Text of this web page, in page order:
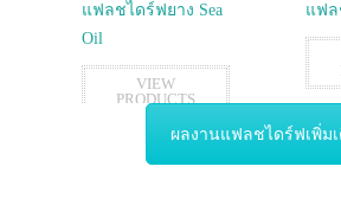
แฟลชไดร์ฟยาง Sea
Oil
VIEW
PRODUCTS
แฟล
ผลงานแฟลชไดร์ฟเพิ่ม